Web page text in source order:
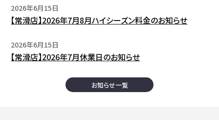
2026年6月15日
【常滑店】2026年7月8月ハイシーズン料金のお知らせ
2026年6月15日
【常滑店】2026年7月休業日のお知らせ
お知らせ一覧